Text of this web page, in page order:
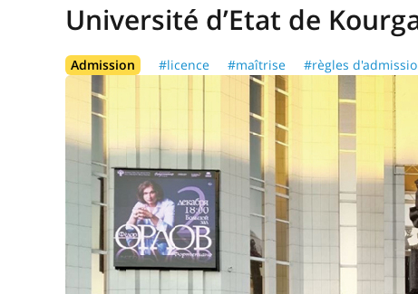
Université d’Etat de
Admission #licence #maîtrise #règles